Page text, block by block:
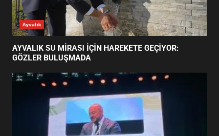
1
AYVALIK SU MİRASI İÇİN
HAREKETE GEÇİYOR: GÖZLER
BULUŞMADA
ESA 2026’DA TÜRK BAHARATI
NEYİ TEMSİL ETTİ?
Ayvalık
AYVALIK SU MİRASI İÇİN HAREKETE GEÇİYOR:
GÖZLER BULUŞMADA